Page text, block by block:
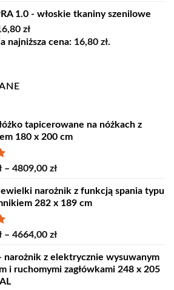
1.0 - włoskie tkaniny szenilowe
złAktualna
cena
najniższa cena: 16,80 zł.
tapicerowane na nóżkach z
180 x 200 cm
– 4809,00 złZakres
od
4389,00 zł
4809,00 zł
narożnik z funkcją spania typu
282 x 189 cm
– 4664,00 złZakres
od
4498,00 zł
narożnik z elektrycznie wysuwanym
i ruchomymi zagłówkami 248 x 205